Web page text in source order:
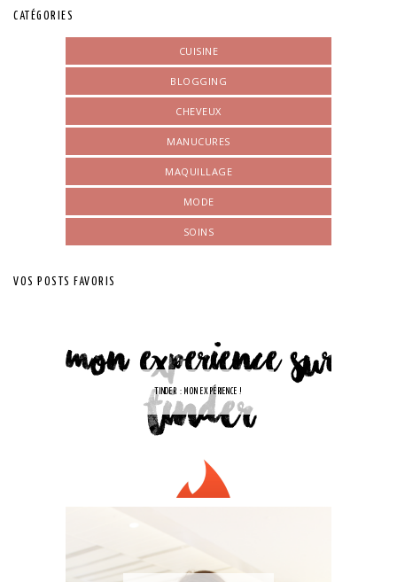
CATÉGORIES
CUISINE
BLOGGING
CHEVEUX
MANUCURES
MAQUILLAGE
MODE
SOINS
VOS POSTS FAVORIS
TINDER : MON EXPÉRIENCE !